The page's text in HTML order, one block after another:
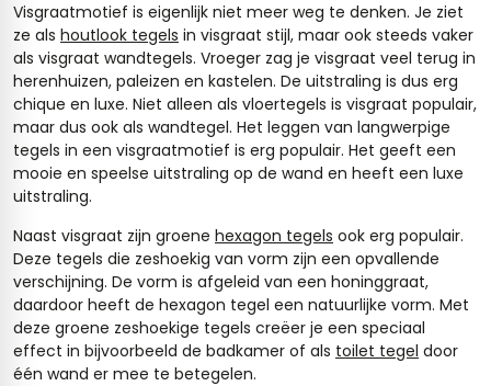
Visgraatmotief is eigenlijk niet meer weg te denken. Je ziet
ze als houtlook tegels in visgraat stijl, maar ook steeds vaker
als visgraat wandtegels. Vroeger zag je visgraat veel terug in
herenhuizen, paleizen en kastelen. De uitstraling is dus erg
chique en luxe. Niet alleen als vloertegels is visgraat populair,
maar dus ook als wandtegel. Het leggen van langwerpige
tegels in een visgraatmotief is erg populair. Het geeft een
mooie en speelse uitstraling op de wand en heeft een luxe
uitstraling.
Naast visgraat zijn groene hexagon tegels ook erg populair.
Deze tegels die zeshoekig van vorm zijn een opvallende
verschijning. De vorm is afgeleid van een honinggraat,
daardoor heeft de hexagon tegel een natuurlijke vorm. Met
deze groene zeshoekige tegels creëer je een speciaal
effect in bijvoorbeeld de badkamer of als toilet tegel door
één wand er mee te betegelen.